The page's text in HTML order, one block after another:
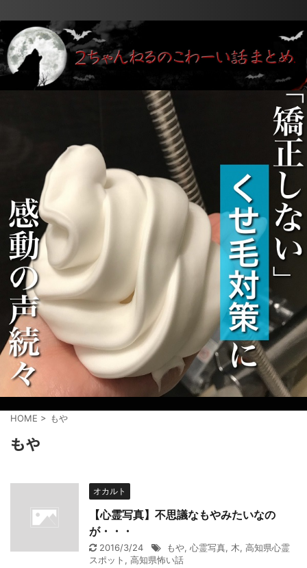
HOME > もや
もや
オカルト
【心霊写真】不思議なもやみたいなの
が・・・
2016/3/24 もや, 心霊写真, 木, 高知県心霊
スポット , 高知県怖い話